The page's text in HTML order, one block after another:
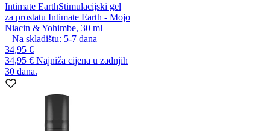
Intimate EarthStimulacijski gel
za prostatu Intimate Earth - Mojo
Niacin & Yohimbe, 30 ml
Na skladištu: 5-7 dana
34,95 €
34,95 € Najniža cijena u zadnjih
30 dana.